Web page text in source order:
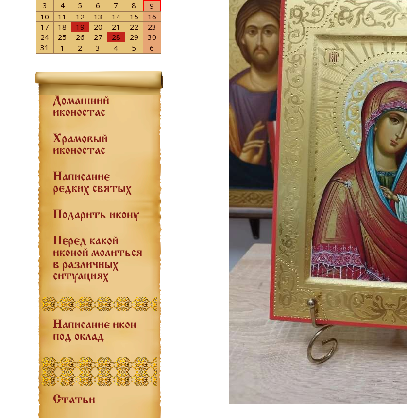
3
4 5 6 7 8
9
10
11 12 13 14 15
16
17
18 19 20 21 22
23
24
25 26 27 28 29
30
31
1 2 3 4 5 6
Домашний
иконостас
Храмовый
иконостас
Написание
редких святых
Подарить икону
Перед какой
иконой молиться
в различных
ситуациях
Написание икон
под оклад
Статьи